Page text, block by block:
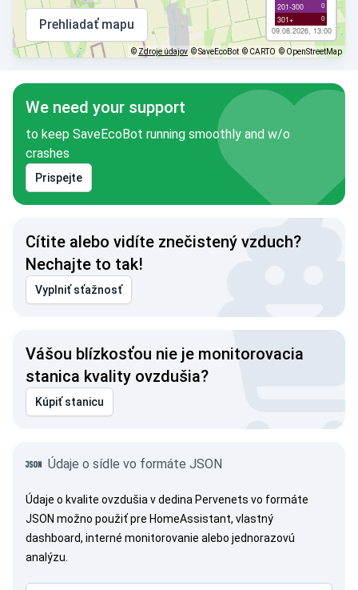
201-300 0
301+ 0
09.08.2026, 13:00
Prehliadať mapu
© Zdroje údajov © SaveEcoBot © CARTO © OpenStreetMap
We need your support
to keep SaveEcoBot running smoothly and w/o
crashes
Prispejte
Cítite alebo vidíte znečistený vzduch?
Nechajte to tak!
Vyplniť sťažnosť
Vášou blízkosťou nie je monitorovacia
stanica kvality ovzdušia?
Kúpiť stanicu
Údaje o sídle vo formáte JSON
Údaje o kvalite ovzdušia v dedina Pervenets vo formáte
JSON možno použiť pre HomeAssistant, vlastný
dashboard, interné monitorovanie alebo jednorazovú
analýzu.